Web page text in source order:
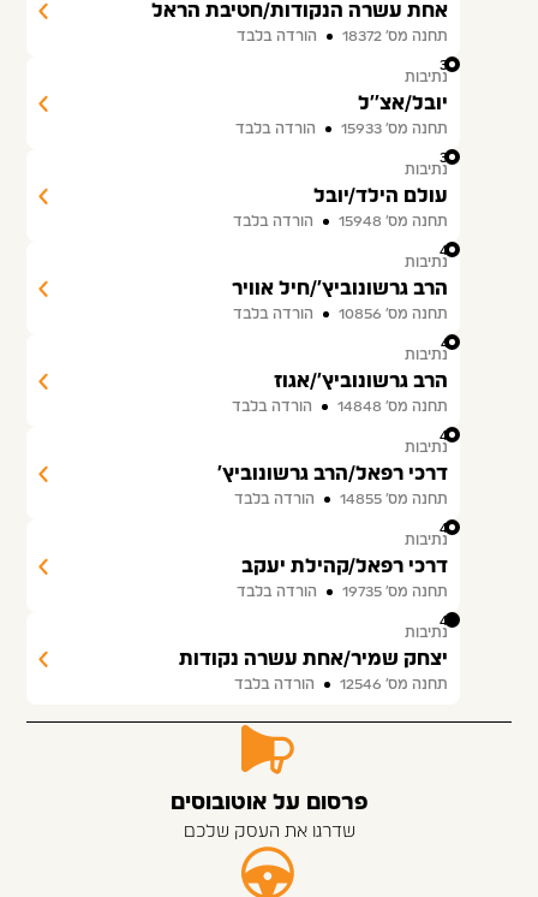
אחת עשרה הנקודות/חטיבת הראל
תחנה מס׳ 18372 הורדה בלבד
38
נתיבות
יובל/אצ''ל
תחנה מס׳ 15933 הורדה בלבד
39
נתיבות
עולם הילד/יובל
תחנה מס׳ 15948 הורדה בלבד
40
נתיבות
הרב גרשונוביץ'/חיל אוויר
תחנה מס׳ 10856 הורדה בלבד
41
נתיבות
הרב גרשונוביץ'/אגוז
תחנה מס׳ 14848 הורדה בלבד
42
נתיבות
דרכי רפאל/הרב גרשונוביץ'
תחנה מס׳ 14855 הורדה בלבד
43
נתיבות
דרכי רפאל/קהילת יעקב
תחנה מס׳ 19735 הורדה בלבד
44
נתיבות
יצחק שמיר/אחת עשרה נקודות
תחנה מס׳ 12546 הורדה בלבד
פרסום על אוטובוסים
שדרגו את העסק שלכם